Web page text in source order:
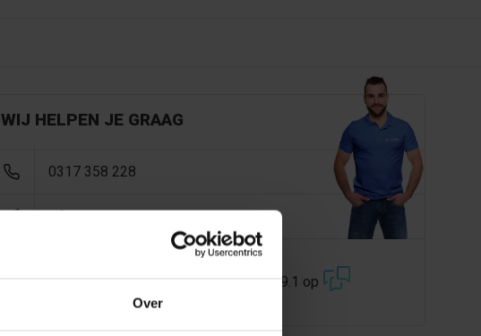
Over
WIJ HELPEN JE GRAAG
0317 358 228
info@dejonghandelsonderneming.nl
3194 klanten geven ons een 9.1 op